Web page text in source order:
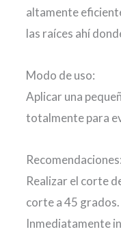
altamente
las raíces ahí
Modo de uso:
Aplicar una
totalmente para
Recomendaciones:
Realizar el corte
corte a 45 grados.
Inmediatamente